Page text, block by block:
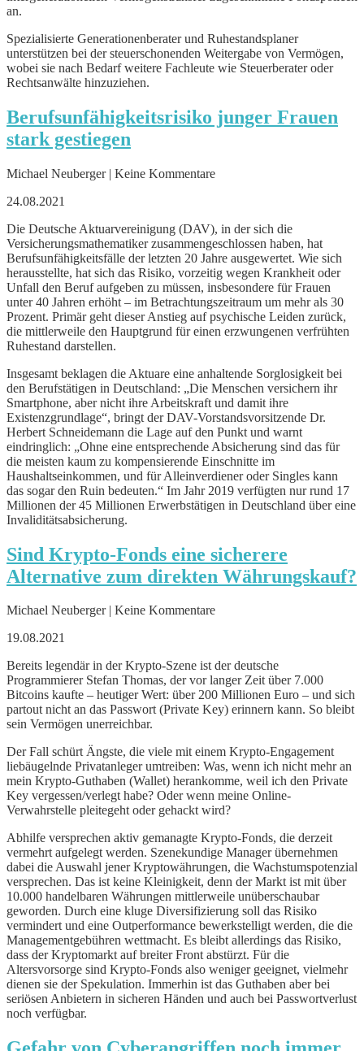
an.
Spezialisierte Generationenberater und Ruhestandsplaner
unterstützen bei der steuerschonenden Weitergabe von Vermögen,
wobei sie nach Bedarf weitere Fachleute wie Steuerberater oder
Rechtsanwälte hinzuziehen.
Berufsunfähigkeitsrisiko junger Frauen
stark gestiegen
Michael Neuberger | Keine Kommentare
24.08.2021
Die Deutsche Aktuarvereinigung (DAV), in der sich die
Versicherungsmathematiker zusammengeschlossen haben, hat
Berufsunfähigkeitsfälle der letzten 20 Jahre ausgewertet. Wie sich
herausstellte, hat sich das Risiko, vorzeitig wegen Krankheit oder
Unfall den Beruf aufgeben zu müssen, insbesondere für Frauen
unter 40 Jahren erhöht – im Betrachtungszeitraum um mehr als 30
Prozent. Primär geht dieser Anstieg auf psychische Leiden zurück,
die mittlerweile den Hauptgrund für einen erzwungenen verfrühten
Ruhestand darstellen.
Insgesamt beklagen die Aktuare eine anhaltende Sorglosigkeit bei
den Berufstätigen in Deutschland: „Die Menschen versichern ihr
Smartphone, aber nicht ihre Arbeitskraft und damit ihre
Existenzgrundlage“, bringt der DAV-Vorstandsvorsitzende Dr.
Herbert Schneidemann die Lage auf den Punkt und warnt
eindringlich: „Ohne eine entsprechende Absicherung sind das für
die meisten kaum zu kompensierende Einschnitte im
Haushaltseinkommen, und für Alleinverdiener oder Singles kann
das sogar den Ruin bedeuten.“ Im Jahr 2019 verfügten nur rund 17
Millionen der 45 Millionen Erwerbstätigen in Deutschland über eine
Invaliditätsabsicherung.
Sind Krypto-Fonds eine sicherere
Alternative zum direkten Währungskauf?
Michael Neuberger | Keine Kommentare
19.08.2021
Bereits legendär in der Krypto-Szene ist der deutsche
Programmierer Stefan Thomas, der vor langer Zeit über 7.000
Bitcoins kaufte – heutiger Wert: über 200 Millionen Euro – und sich
partout nicht an das Passwort (Private Key) erinnern kann. So bleibt
sein Vermögen unerreichbar.
Der Fall schürt Ängste, die viele mit einem Krypto-Engagement
liebäugelnde Privatanleger umtreiben: Was, wenn ich nicht mehr an
mein Krypto-Guthaben (Wallet) herankomme, weil ich den Private
Key vergessen/verlegt habe? Oder wenn meine Online-
Verwahrstelle pleitegeht oder gehackt wird?
Abhilfe versprechen aktiv gemanagte Krypto-Fonds, die derzeit
vermehrt aufgelegt werden. Szenekundige Manager übernehmen
dabei die Auswahl jener Kryptowährungen, die Wachstumspotenzial
versprechen. Das ist keine Kleinigkeit, denn der Markt ist mit über
10.000 handelbaren Währungen mittlerweile unüberschaubar
geworden. Durch eine kluge Diversifizierung soll das Risiko
vermindert und eine Outperformance bewerkstelligt werden, die die
Managementgebühren wettmacht. Es bleibt allerdings das Risiko,
dass der Kryptomarkt auf breiter Front abstürzt. Für die
Altersvorsorge sind Krypto-Fonds also weniger geeignet, vielmehr
dienen sie der Spekulation. Immerhin ist das Guthaben aber bei
seriösen Anbietern in sicheren Händen und auch bei Passwortverlust
noch verfügbar.